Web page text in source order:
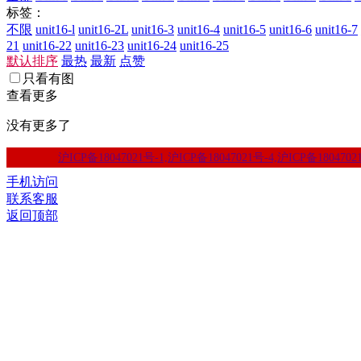
标签：
不限 unit16-l unit16-2L unit16-3 unit16-4 unit16-5 unit16-6 unit16-7
21 unit16-22 unit16-23 unit16-24 unit16-25
默认排序 最热 最新 点赞
只看有图
查看更多
没有更多了
沪ICP备18047021号-1,沪ICP备18047021号-4,沪ICP备
手机访问
联系客服
返回顶部